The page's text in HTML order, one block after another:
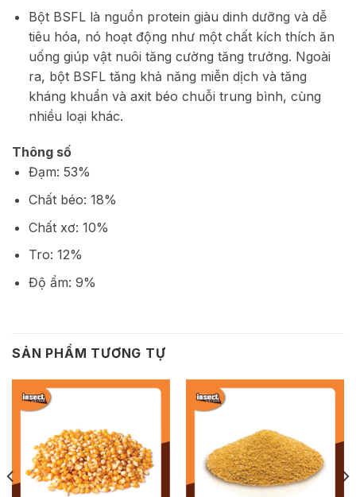
Bột BSFL là nguồn protein giàu dinh dưỡng và dễ
tiêu hóa, nó hoạt động như một chất kích thích ăn
uống giúp vật nuôi tăng cường tăng trưởng. Ngoài
ra, bột BSFL tăng khả năng miễn dịch và tăng
kháng khuẩn và axit béo chuỗi trung bình, cùng
nhiều loại khác.
Thông số
Đạm: 53%
Chất béo: 18%
Chất xơ: 10%
Tro: 12%
Độ ẩm: 9%
SẢN PHẨM TƯƠNG TỰ